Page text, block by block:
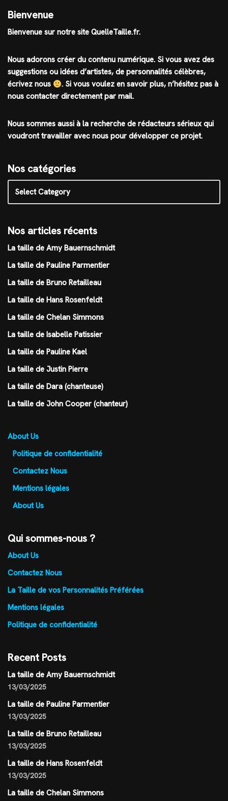
Bienvenue
Bienvenue sur notre site QuelleTaille.fr.
Nous adorons créer du contenu numérique. Si vous avez des
suggestions ou idées d’artistes, de personnalités célèbres,
écrivez nous
. Si vous voulez en savoir plus, n’hésitez pas à
nous contacter directement par mail.
Nous sommes aussi à la recherche de rédacteurs sérieux qui
voudront travailler avec nous pour développer ce projet.
Nos catégories
Nos articles récents
La taille de Amy Bauernschmidt
La taille de Pauline Parmentier
La taille de Bruno Retailleau
La taille de Hans Rosenfeldt
La taille de Chelan Simmons
La taille de Isabelle Patissier
La taille de Pauline Kael
La taille de Justin Pierre
La taille de Dara (chanteuse)
La taille de John Cooper (chanteur)
About Us
Politique de confidentialité
Contactez Nous
Mentions légales
About Us
Qui sommes-nous ?
About Us
Contactez Nous
La Taille de vos Personnalités Préférées
Mentions légales
Politique de confidentialité
Recent Posts
La taille de Amy Bauernschmidt
13/03/2025
La taille de Pauline Parmentier
13/03/2025
La taille de Bruno Retailleau
13/03/2025
La taille de Hans Rosenfeldt
13/03/2025
La taille de Chelan Simmons